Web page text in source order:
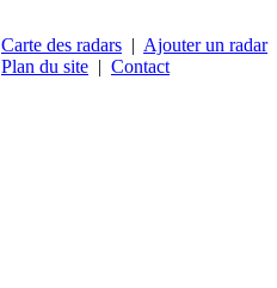
Carte des radars | Ajouter un radar
Plan du site | Contact